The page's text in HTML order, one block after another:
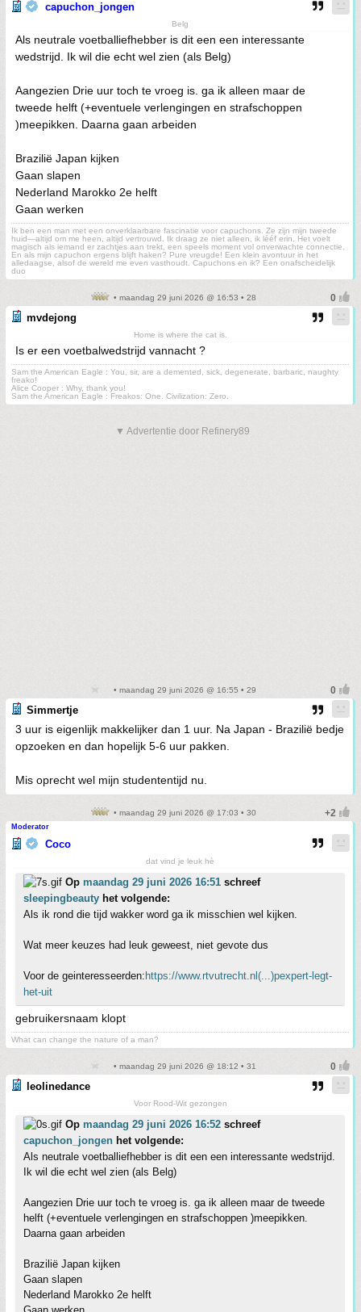
capuchon_jongen
Belg
Als neutrale voetballiefhebber is dit een een interessante
wedstrijd. Ik wil die echt wel zien (als Belg)
Aangezien Drie uur toch te vroeg is. ga ik alleen maar de
tweede helft (+eventuele verlengingen en strafschoppen
)meepikken. Daarna gaan arbeiden
Brazilië Japan kijken
Gaan slapen
Nederland Marokko 2e helft
Gaan werken
Ik ben een man met een onverklaarbare fascinatie voor capuchons. Ze zijn mijn tweede
huid—altijd om me heen, altijd vertrouwd. Ik draag ze niet alleen, ik lééf erin. Het voelt
magisch als iemand er zachtjes aan trekt, een speels moment vol onverwachte connectie.
En als mijn capuchon ergens blijft haken? Pure vreugde! Een klein avontuur in het
alledaagse, alsof de wereld me even vasthoudt. Capuchons en ik? Een onafscheidelijk
duo
• maandag 29 juni 2026 @ 16:53 • 28
mvdejong
Home is where the cat is.
Is er een voetbalwedstrijd vannacht ?
Sam the American Eagle : You, sir, are a demented, sick, degenerate, barbaric, naughty
freako!
Alice Cooper : Why, thank you!
Sam the American Eagle : Freakos: One. Civilization: Zero.
▼ Advertentie door Refinery89
• maandag 29 juni 2026 @ 16:55 • 29
Simmertje
3 uur is eigenlijk makkelijker dan 1 uur. Na Japan - Brazilië bedje
opzoeken en dan hopelijk 5-6 uur pakken.
Mis oprecht wel mijn studententijd nu.
• maandag 29 juni 2026 @ 17:03 • 30
Moderator
Coco
dat vind je leuk hè
Op maandag 29 juni 2026 16:51 schreef
sleepingbeauty het volgende:
Als ik rond die tijd wakker word ga ik misschien wel kijken.
Wat meer keuzes had leuk geweest, niet gevote dus
Voor de geinteresseerden: https://www.rtvutrecht.nl(...)pexpert-legt-
het-uit
gebruikersnaam klopt
What can change the nature of a man?
• maandag 29 juni 2026 @ 18:12 • 31
leolinedance
Voor Rood-Wit gezongen
Op maandag 29 juni 2026 16:52 schreef
capuchon_jongen het volgende:
Als neutrale voetballiefhebber is dit een een interessante wedstrijd.
Ik wil die echt wel zien (als Belg)
Aangezien Drie uur toch te vroeg is. ga ik alleen maar de tweede
helft (+eventuele verlengingen en strafschoppen )meepikken.
Daarna gaan arbeiden
Brazilië Japan kijken
Gaan slapen
Nederland Marokko 2e helft